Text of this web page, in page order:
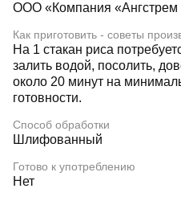
ООО «Компания
Как приготовить - советы
На 1 стакан риса
залить водой, посолить,
около 20 минут на
готовности.
Способ обработки
Шлифованный
Готово к употреблению
Нет